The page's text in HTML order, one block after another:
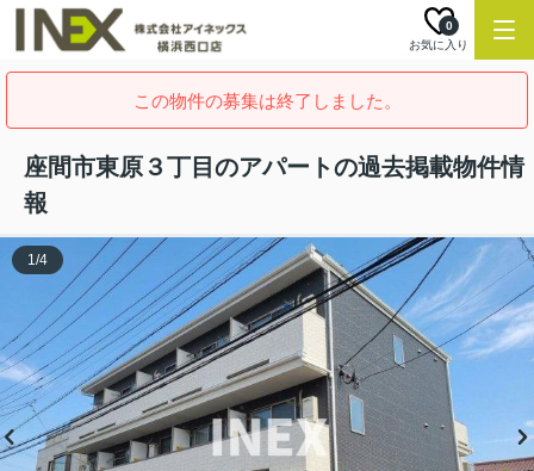
お気に入り
0
この物件の募集は終了しました。
座間市東原３丁目のアパートの過去掲載物件情
報
1/4